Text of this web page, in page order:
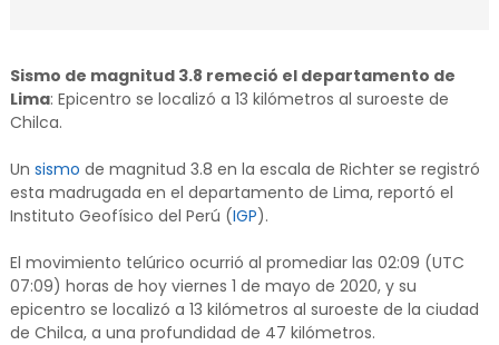
Sismo de magnitud 3.8 remeció el departamento de
Lima: Epicentro se localizó a 13 kilómetros al suroeste de
Chilca.
Un sismo de magnitud 3.8 en la escala de Richter se registró
esta madrugada en el departamento de Lima, reportó el
Instituto Geofísico del Perú (IGP).
El movimiento telúrico ocurrió al promediar las 02:09 (UTC
07:09) horas de hoy viernes 1 de mayo de 2020, y su
epicentro se localizó a 13 kilómetros al suroeste de la ciudad
de Chilca, a una profundidad de 47 kilómetros.